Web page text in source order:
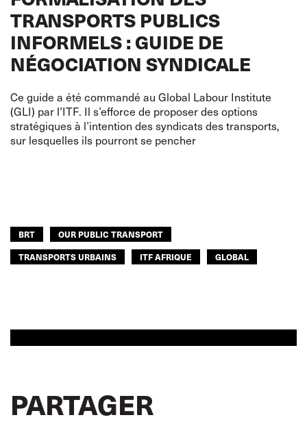
TRANSPORTS PUBLICS
INFORMELS : GUIDE DE
NÉGOCIATION SYNDICALE
Ce guide a été commandé au Global Labour Institute
(GLI) par l’ITF. Il s’efforce de proposer des options
stratégiques à l’intention des syndicats des transports,
sur lesquelles ils pourront se pencher
BRT
OUR PUBLIC TRANSPORT
TRANSPORTS URBAINS
ITF AFRIQUE GLOBAL
PARTAGER